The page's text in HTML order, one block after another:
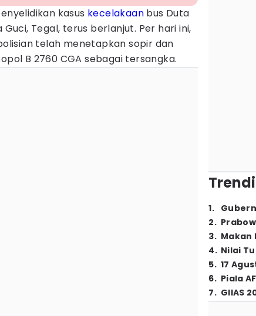
kasus kecelakaan bus Duta
Tegal, terus berlanjut. Per hari ini,
telah menetapkan sopir dan
B 2760 CGA sebagai tersangka.
1.
2.
3. Makan
4. Nilai
5. 17
6. Piala
7. GIIAS